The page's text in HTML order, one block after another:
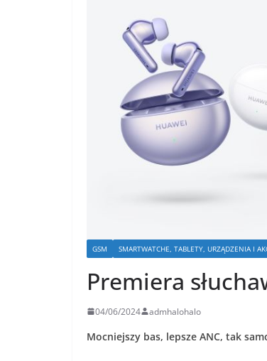
GSM SMARTWATCHE, TABLETY, URZĄDZENIA I
Premiera
04/06/2024 admhalohalo
Mocniejszy bas, lepsze ANC, tak